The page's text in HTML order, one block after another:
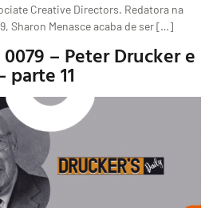
Creative Directors. Redatora na
Sharon Menasce acaba de ser […]
– Peter Drucker e
11